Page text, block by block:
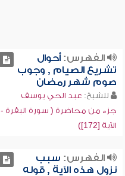
الفهرس:أحوال
تشريع الصيام , وجوب
صوم شهر رمضان
للشيخ: عبد الحي يوسف
جزء من محاضرة ( سورة البقرة -
الآية [172])
الفهرس: سبب
نزول هذه الآية , قوله